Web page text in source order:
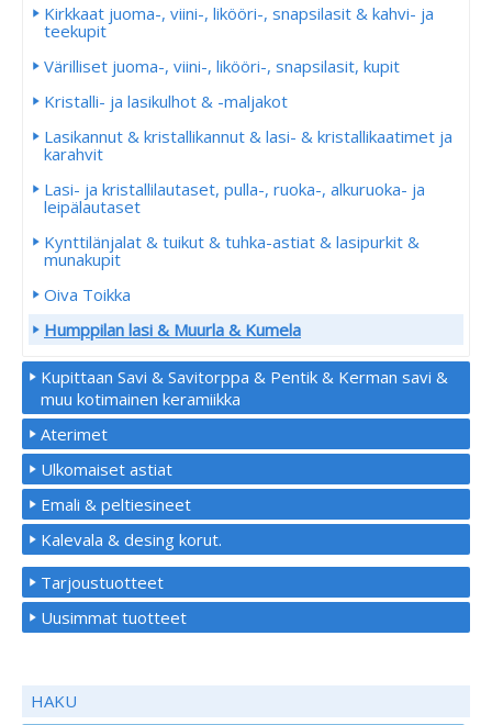
Kirkkaat juoma-, viini-, likööri-, snapsilasit & kahvi- ja
teekupit
Värilliset juoma-, viini-, likööri-, snapsilasit, kupit
Kristalli- ja lasikulhot & -maljakot
Lasikannut & kristallikannut & lasi- & kristallikaatimet ja
karahvit
Lasi- ja kristallilautaset, pulla-, ruoka-, alkuruoka- ja
leipälautaset
Kynttilänjalat & tuikut & tuhka-astiat & lasipurkit &
munakupit
Oiva Toikka
Humppilan lasi & Muurla & Kumela
Kupittaan Savi & Savitorppa & Pentik & Kerman savi &
muu kotimainen keramiikka
Aterimet
Ulkomaiset astiat
Emali & peltiesineet
Kalevala & desing korut.
Tarjoustuotteet
Uusimmat tuotteet
HAKU